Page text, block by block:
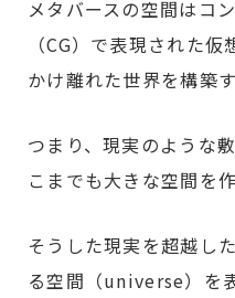
メタバースの空間はコ
（CG）で表現された
かけ離れた世界を構築
つまり、現実のような
こまでも大きな空間を
そうした現実を超越し
る空間（universe）を